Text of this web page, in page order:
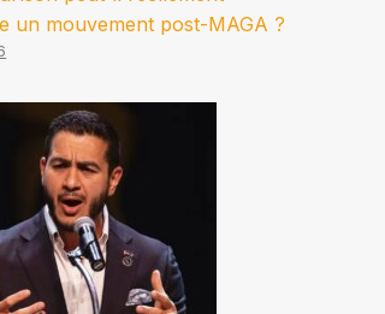
un mouvement post-MAGA ?